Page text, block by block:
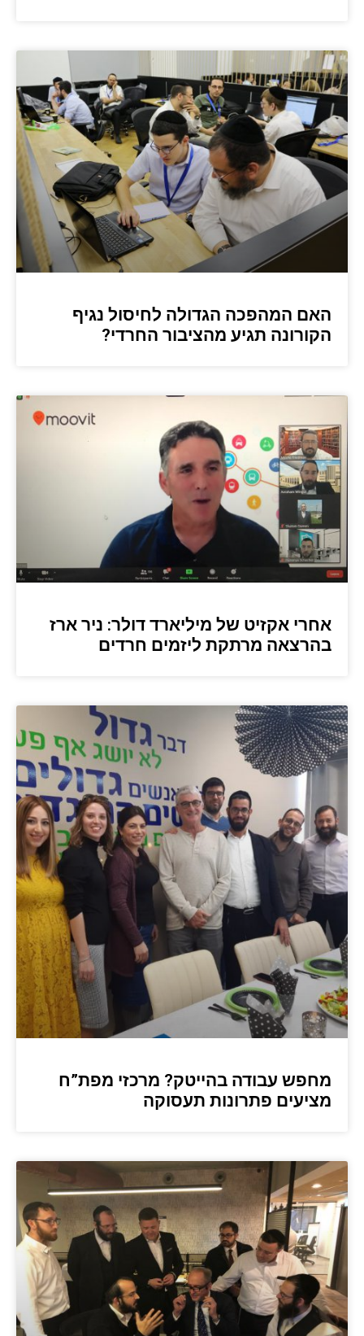
האם המהפכה הגדולה לחיסול נגיף
הקורונה תגיע מהציבור החרדי?
אחרי אקזיט של מיליארד דולר: ניר ארז
בהרצאה מרתקת ליזמים חרדים
מחפש עבודה בהייטק? מרכזי מפת”ח
מציעים פתרונות תעסוקה